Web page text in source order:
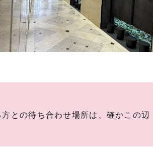
との待ち合わせ場所は、確かこの辺